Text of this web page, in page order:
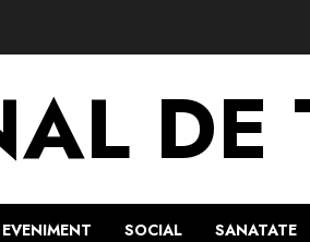
DE
EVENIMENT SOCIAL SANATATE